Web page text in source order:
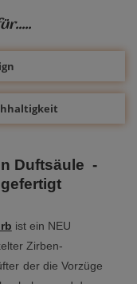
Duftsäule -
ist ein NEU
Zirben-
der die Vorzüge